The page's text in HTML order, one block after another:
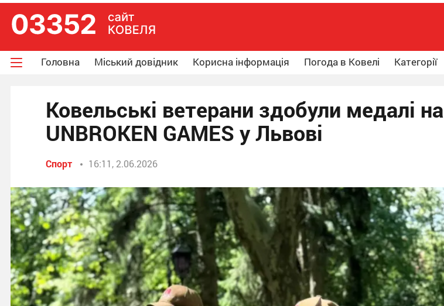
Головна Міський довідник Корисна інформація Погода в Ковелі Категорії
Ковельські ветерани здобули медалі на
UNBROKEN GAMES у Львові
Спорт 16:11, 2.06.2026